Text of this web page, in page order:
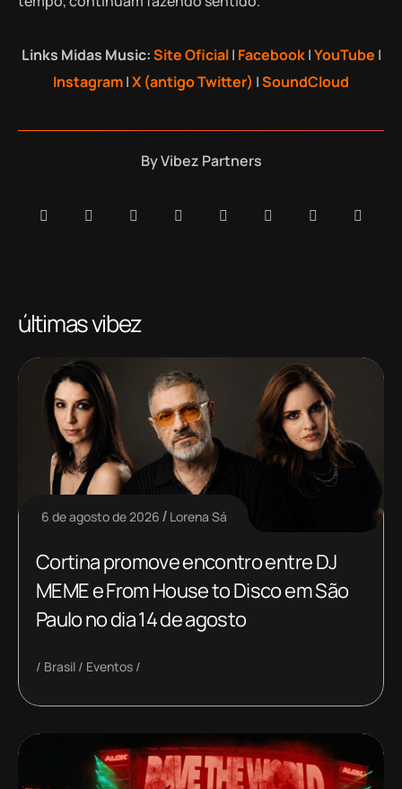
Links Midas Music:Site Oficial| Facebook|YouTube |
Instagram|X (antigo Twitter) |SoundCloud
ByVibez Partners
últimas vibez
6 de agosto de 2026 Lorena Sá
Cortina promove encontro entre DJ
MEME e From House to Disco em São
Paulo no dia 14 de agosto
Brasil Eventos